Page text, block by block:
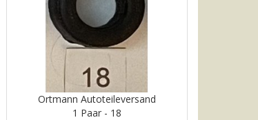
Ortmann Autoteileversand
1 Paar - 18